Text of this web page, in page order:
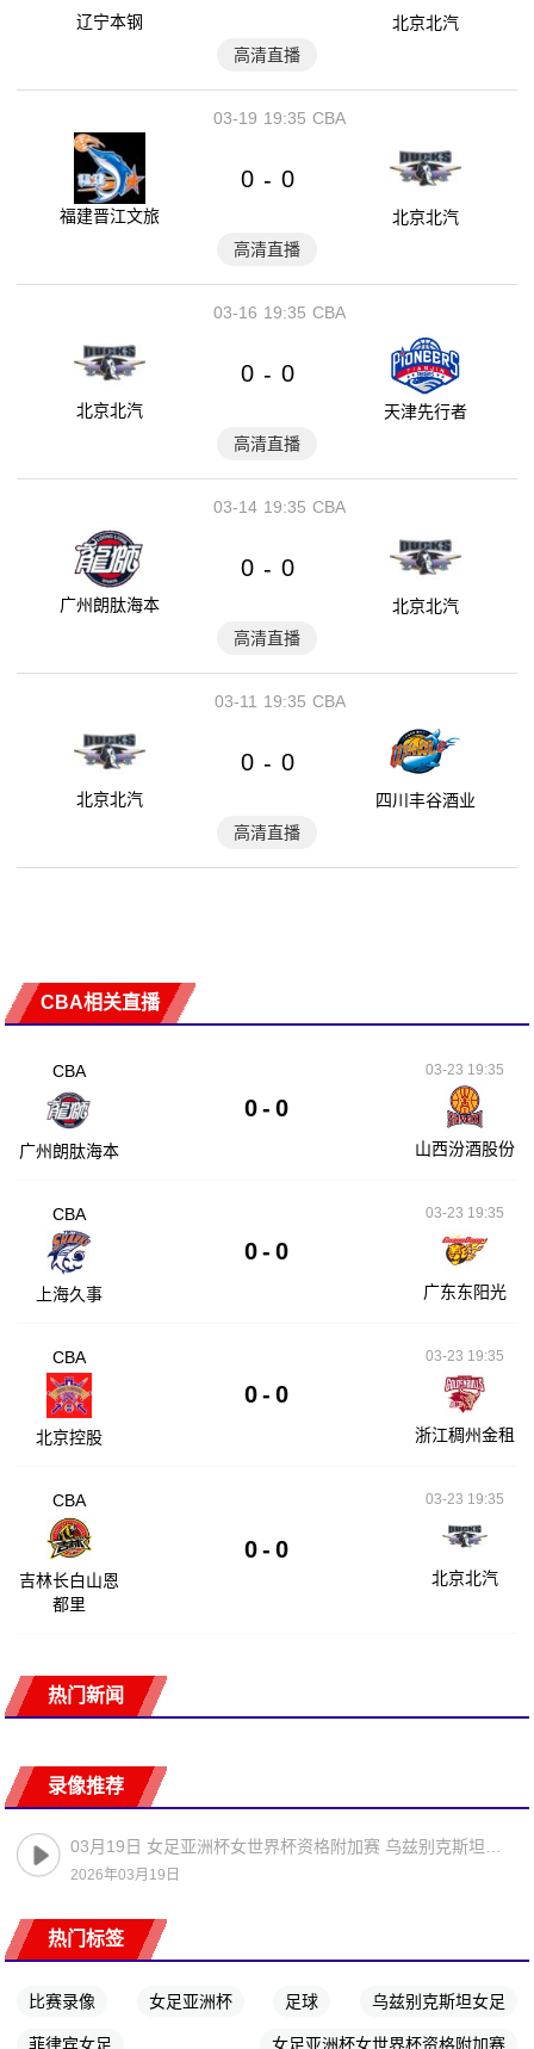
辽宁本钢
北京北汽
高清直播
19:35
03-19 CBA
福建晋江文旅
0 - 0
北京北汽
高清直播
19:35
03-16 CBA
北京北汽
0 - 0
天津先行者
高清直播
19:35
03-14 CBA
广州朗肽海本
0 - 0
北京北汽
高清直播
19:35
03-11 CBA
北京北汽
0 - 0
四川丰谷酒业
高清直播
CBA相关直播
CBA
广州朗肽海本
0 - 0
03-23 19:35
山西汾酒股份
CBA
上海久事
0 - 0
03-23 19:35
广东东阳光
CBA
北京控股
0 - 0
03-23 19:35
浙江稠州金租
CBA
吉林长白山恩
都里
0 - 0
03-23 19:35
北京北汽
热门新闻
录像推荐
03月19日 女足亚洲杯女世界杯资格附加赛 乌兹别克斯坦女足vs菲律宾女足 全场录像
2026年03月19日
热门标签
比赛录像 女足亚洲杯 足球 乌兹别克斯坦女足
菲律宾女足 女足亚洲杯女世界杯资格附加赛